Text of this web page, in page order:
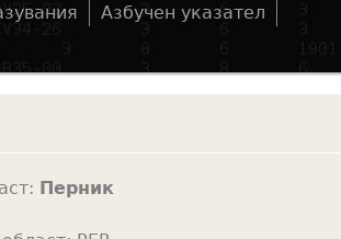
a
c
Азбучен указател
Перник